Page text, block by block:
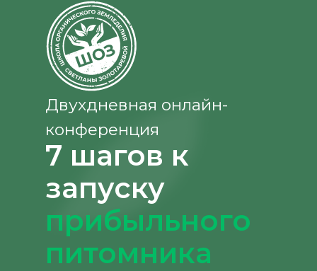
7 шагов к
запуску
прибыльного
питомника
Двухдневная онлайн-
конференция